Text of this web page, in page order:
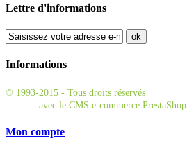
Lettre d'informations
ok
Informations
© 1993-2015 - Tous droits réservés
avec le CMS e-commerce PrestaShop.
Mon compte